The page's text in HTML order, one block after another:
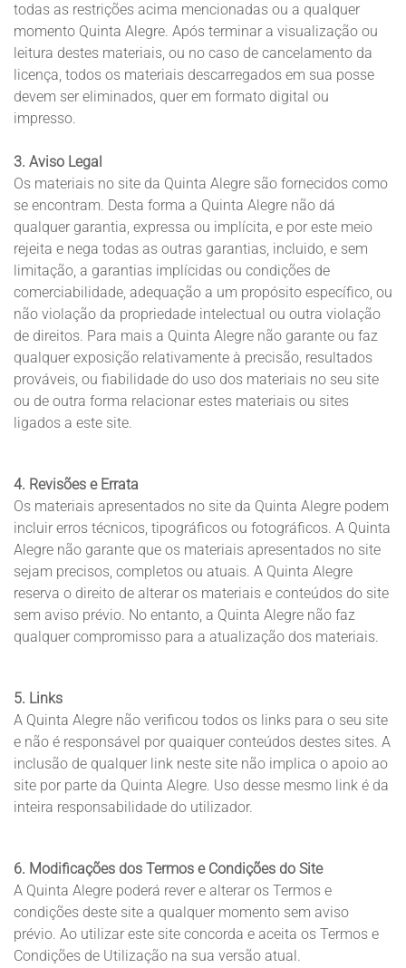
todas as restrições acima mencionadas ou a qualquer
momento Quinta Alegre. Após terminar a visualização ou
leitura destes materiais, ou no caso de cancelamento da
licença, todos os materiais descarregados em sua posse
devem ser eliminados, quer em formato digital ou
impresso.
3. Aviso Legal
Os materiais no site da Quinta Alegre são fornecidos como
se encontram. Desta forma a Quinta Alegre não dá
qualquer garantia, expressa ou implícita, e por este meio
rejeita e nega todas as outras garantias, incluido, e sem
limitação, a garantias implícidas ou condições de
comerciabilidade, adequação a um propósito específico, ou
não violação da propriedade intelectual ou outra violação
de direitos. Para mais a Quinta Alegre não garante ou faz
qualquer exposição relativamente à precisão, resultados
prováveis, ou fiabilidade do uso dos materiais no seu site
ou de outra forma relacionar estes materiais ou sites
ligados a este site.
4. Revisões e Errata
Os materiais apresentados no site da Quinta Alegre podem
incluir erros técnicos, tipográficos ou fotográficos. A Quinta
Alegre não garante que os materiais apresentados no site
sejam precisos, completos ou atuais. A Quinta Alegre
reserva o direito de alterar os materiais e conteúdos do site
sem aviso prévio. No entanto, a Quinta Alegre não faz
qualquer compromisso para a atualização dos materiais.
5. Links
A Quinta Alegre não verificou todos os links para o seu site
e não é responsável por quaiquer conteúdos destes sites. A
inclusão de qualquer link neste site não implica o apoio ao
site por parte da Quinta Alegre. Uso desse mesmo link é da
inteira responsabilidade do utilizador.
6. Modificações dos Termos e Condições do Site
A Quinta Alegre poderá rever e alterar os Termos e
condições deste site a qualquer momento sem aviso
prévio. Ao utilizar este site concorda e aceita os Termos e
Condições de Utilização na sua versão atual.